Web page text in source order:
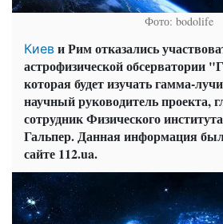
Фото: bodolife
Киев и Рим отказались
астрофизической обсерватории
которая будет изучать гамма-
научный руководитель проекта,
сотрудник Физического
Гальпер. Данная информация
сайте 112.ua.